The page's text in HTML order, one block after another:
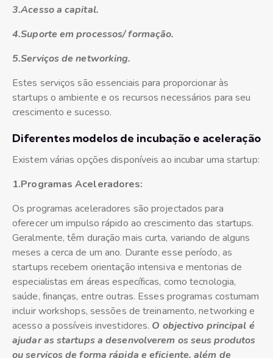
3.Acesso a capital.
4.Suporte em processos/ formação.
5.Serviços de networking.
Estes serviços são essenciais para proporcionar às
startups o ambiente e os recursos necessários para seu
crescimento e sucesso.
Diferentes modelos de incubação e aceleração
Existem várias opções disponíveis ao incubar uma startup:
1.Programas Aceleradores:
Os programas aceleradores são projectados para
oferecer um impulso rápido ao crescimento das startups.
Geralmente, têm duração mais curta, variando de alguns
meses a cerca de um ano. Durante esse período, as
startups recebem orientação intensiva e mentorias de
especialistas em áreas específicas, como tecnologia,
saúde, finanças, entre outras. Esses programas costumam
incluir workshops, sessões de treinamento, networking e
acesso a possíveis investidores. O objectivo principal é
ajudar as startups a desenvolverem os seus produtos
ou serviços de forma rápida e eficiente, além de